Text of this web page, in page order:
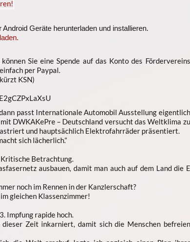
Geräte herunterladen und installieren.
Sie eine Spende auf das Konto des Fördervereins
per Paypal.
KSN)
passt Internationale Automobil Ausstellung eigentlich
DWKAKePre – Deutschland versucht das Weltklima zu
und hauptsächlich Elektrofahrräder präsentiert.
sich lächerlich.“
Betrachtung.
ausbauen, damit man auch auf dem Land die E
noch im Rennen in der Kanzlerschaft?
gleichen Klassenzimmer!
Impfung rapide hoch.
Zeit inkarniert, damit sich die Menschen befreien